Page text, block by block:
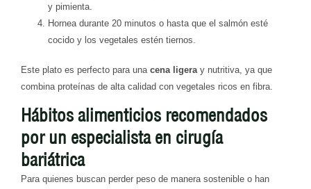
y pimienta.
Hornea durante 20 minutos o hasta que el salmón esté
cocido y los vegetales estén tiernos.
Este plato es perfecto para una cena ligeray nutritiva, ya que
combina proteínas de alta calidad con vegetales ricos en fibra.
Hábitos alimenticios recomendados
por un especialista en cirugía
bariátrica
Para quienes buscan perder peso de manera sostenible o han